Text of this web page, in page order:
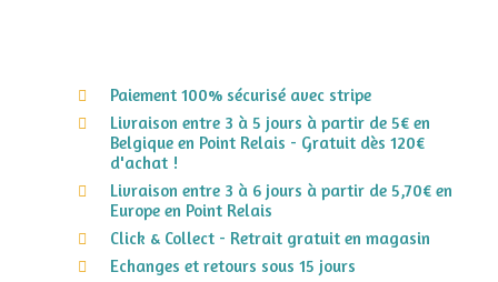
Paiement 100% sécurisé avec stripe
Livraison entre 3 à 5 jours à partir de 5€ en
Belgique en Point Relais - Gratuit dès 120€
d'achat !
Livraison entre 3 à 6 jours à partir de 5,70€ en
Europe en Point Relais
Click & Collect - Retrait gratuit en magasin
Echanges et retours sous 15 jours